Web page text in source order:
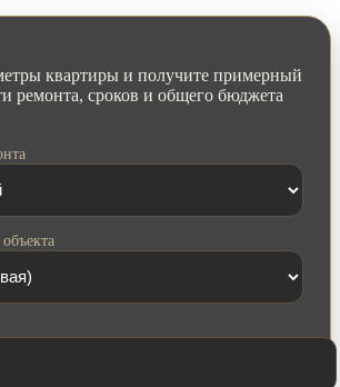
квартиры и получите примерный
ремонта, сроков и общего бюджета